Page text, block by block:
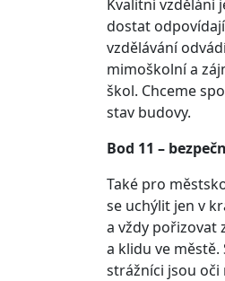
Kvalitní vzdělání
dostat
vzdělávání
mimoškolní a
škol. Chceme
stav budovy.
Bod 11 –
Také pro
se uchýlit jen v
a vždy pořizovat
a klidu ve
strážníci jsou oči